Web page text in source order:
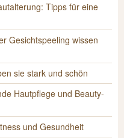
Tipps für eine
Gesichtspeeling wissen
sie stark und schön
Hautpflege und Beauty-
und Gesundheit